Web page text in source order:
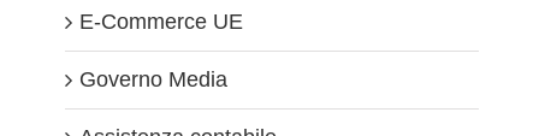
E-Commerce UE
Governo Media